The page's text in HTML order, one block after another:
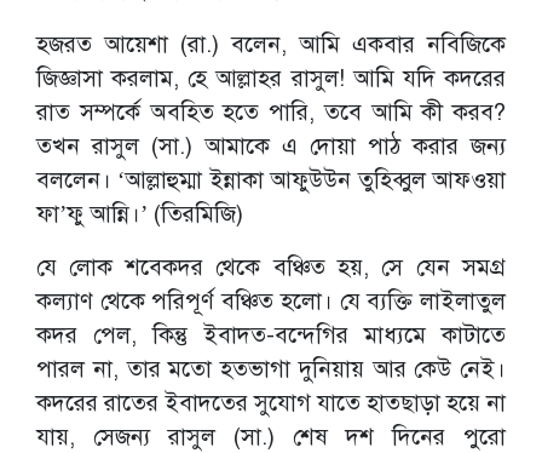
হজরত আয়েশা (রা.) বলেন, আমি একবার নবিজিকে
জিজ্ঞাসা করলাম, হে আল্লাহর রাসুল! আমি যদি কদরের
রাত সম্পর্কে অবহিত হতে পারি, তবে আমি কী করব?
তখন রাসুল (সা.) আমাকে এ দোয়া পাঠ করার জন্য
বললেন। ‘আল্লাহুম্মা ইন্নাকা আফুউউন তুহিব্বুল আফওয়া
ফা’ফু আন্নি।’ (তিরমিজি)
যে লোক শবেকদর থেকে বঞ্চিত হয়, সে যেন সমগ্র
কল্যাণ থেকে পরিপূর্ণ বঞ্চিত হলো। যে ব্যক্তি লাইলাতুল
কদর পেল, কিন্তু ইবাদত-বন্দেগির মাধ্যমে কাটাতে
পারল না, তার মতো হতভাগা দুনিয়ায় আর কেউ নেই।
কদরের রাতের ইবাদতের সুযোগ যাতে হাতছাড়া হয়ে না
যায়, সেজন্য রাসুল (সা.) শেষ দশ দিনের পুরো